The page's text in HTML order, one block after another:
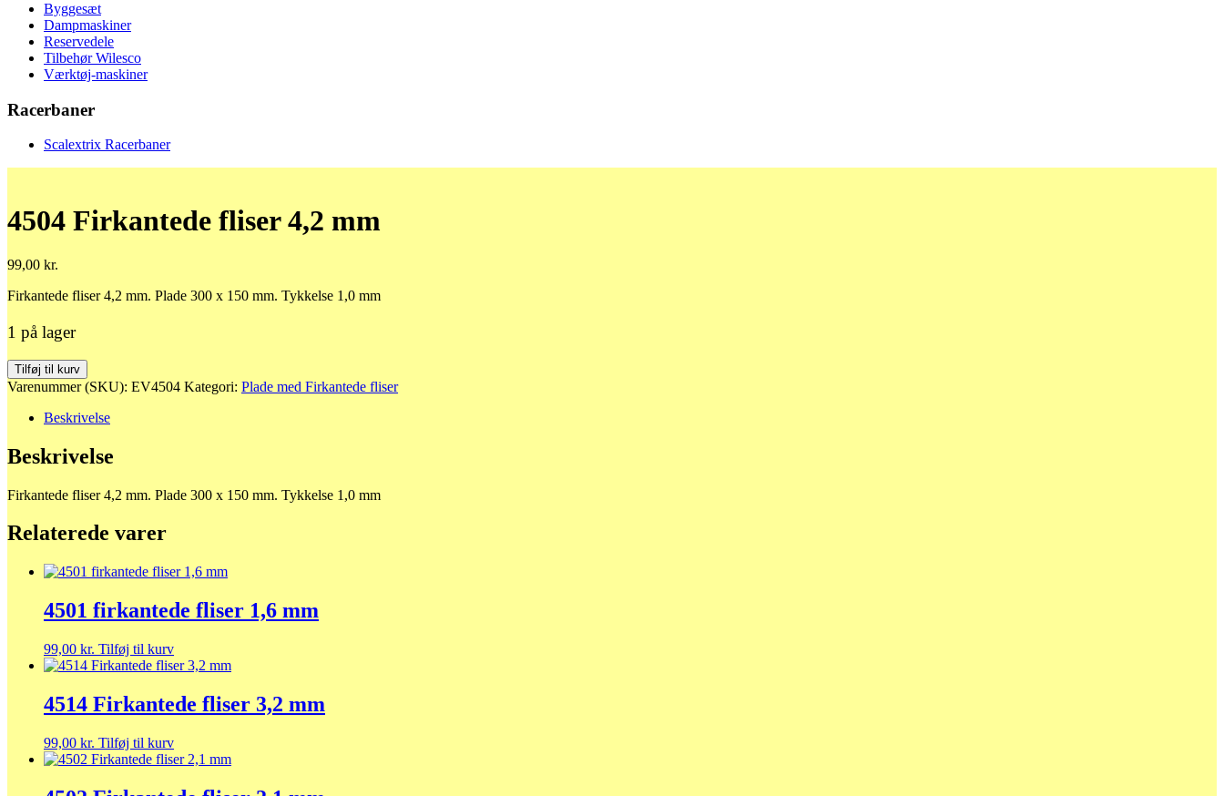
Byggesæt
Dampmaskiner
Reservedele
Tilbehør Wilesco
Værktøj-maskiner
Racerbaner
Scalextrix Racerbaner
4504 Firkantede fliser 4,2 mm
99,00 kr.
Firkantede fliser 4,2 mm. Plade 300 x 150 mm. Tykkelse 1,0 mm
1 på lager
4504
Firkantede
antal
Tilføj til kurv
Varenummer (SKU): EV4504 Kategori: Plade med Firkantede fliser
Beskrivelse
Beskrivelse
Firkantede fliser 4,2 mm. Plade 300 x 150 mm. Tykkelse 1,0 mm
Relaterede varer
4501 firkantede fliser 1,6 mm
99,00 kr. Tilføj til kurv
4514 Firkantede fliser 3,2 mm
99,00 kr. Tilføj til kurv